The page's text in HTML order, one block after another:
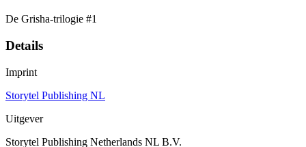
De Grisha-trilogie #1
Details
Imprint
Storytel Publishing NL
Uitgever
Storytel Publishing Netherlands NL B.V.